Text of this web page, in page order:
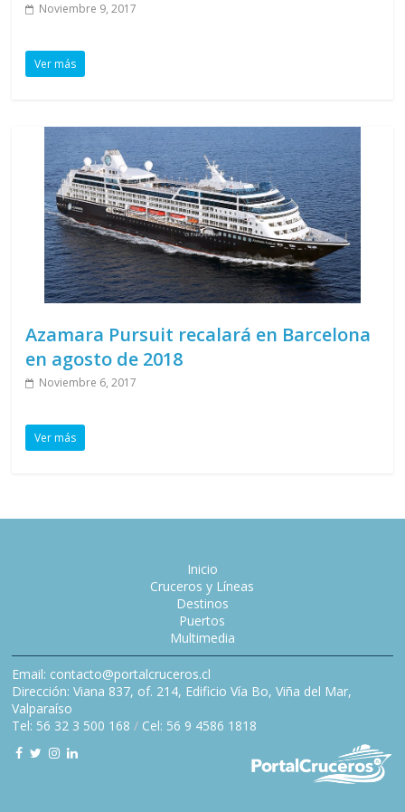
Noviembre 9, 2017
Ver más
Azamara Pursuit recalará en Barcelona
en agosto de 2018
Noviembre 6, 2017
Ver más
Inicio
Cruceros y Líneas
Destinos
Puertos
Multimedia
Email: contacto@portalcruceros.cl
Dirección: Viana 837, of. 214, Edificio Vía Bo, Viña del Mar,
Valparaíso
Tel: 56 32 3 500 168 / Cel: 56 9 4586 1818